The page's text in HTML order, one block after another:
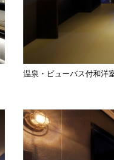
温泉・ビューバス付和洋